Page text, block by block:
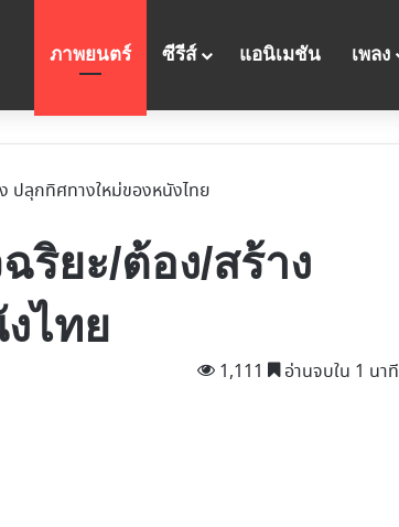
ภาพยนตร์ ซีรีส์ แอนิเมชัน เพลง
ปลุกทิศทางใหม่ของหนังไทย
ริยะ/ต้อง/สร้าง
ไทย
1,111 อ่านจบใน 1 นาที